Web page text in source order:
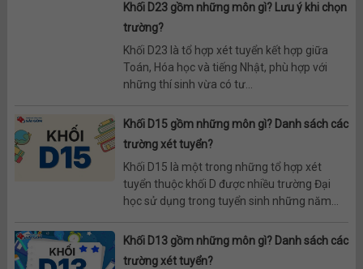
Khối D23 gồm những môn gì? Lưu ý khi chọn
trường?
Khối D23 là tổ hợp xét tuyển kết hợp giữa
Toán, Hóa học và tiếng Nhật, phù hợp với
những thí sinh vừa có tư...
Khối D15 gồm những môn gì? Danh sách các
trường xét tuyển?
Khối D15 là một trong những tổ hợp xét
tuyển thuộc khối D được nhiều trường Đại
học sử dụng trong tuyển sinh những năm...
Khối D13 gồm những môn gì? Danh sách các
trường xét tuyển?